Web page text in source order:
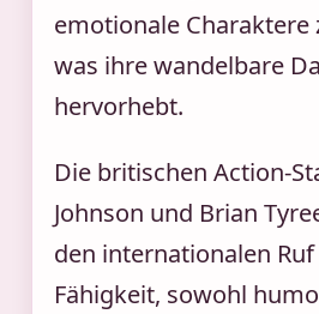
emotionale Charaktere
was ihre wandelbare
hervorhebt.
Die britischen Action-
Johnson und Brian
den internationalen
Fähigkeit, sowohl